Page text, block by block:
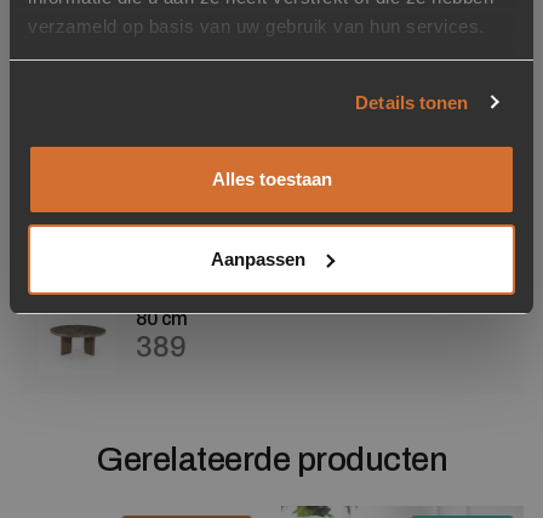
verzameld op basis van uw gebruik van hun services.
Details tonen
Alles toestaan
Aanpassen
289
80 cm
389
Gerelateerde producten